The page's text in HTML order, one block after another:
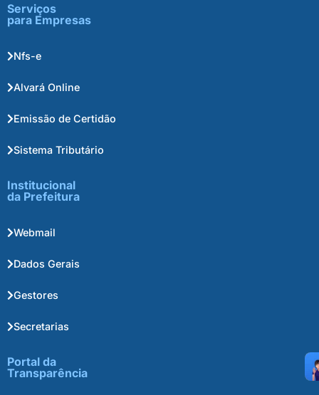
Serviços
para Empresas
Nfs-e
Alvará Online
Emissão de Certidão
Sistema Tributário
Institucional
da Prefeitura
Webmail
Dados Gerais
Gestores
Secretarias
Portal da
Transparência